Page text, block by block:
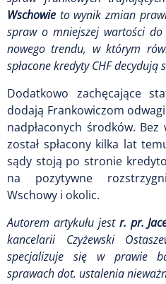
Wschowie to wynik zmian
spraw o mniejszej wartości
nowego trendu, w którym
spłacone kredyty CHF decydują
Dodatkowo zachęcające
dodają Frankowiczom
nadpłaconych środków.
został spłacony kilka lat
sądy stoją po stronie
na pozytywne
Wschowy i okolic.
Autorem artykułu jest r. pr.
kancelarii Czyżewski
specjalizuje się w prawie
sprawach dot. ustalenia